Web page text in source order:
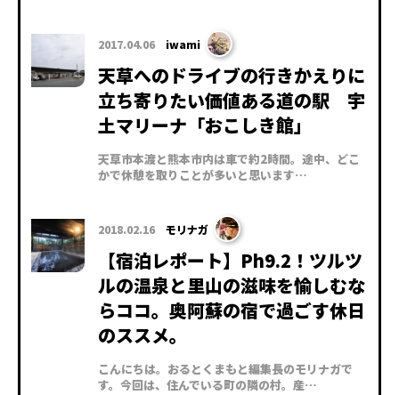
2017.04.06 iwami
天草へのドライブの行きかえりに
立ち寄りたい価値ある道の駅 宇
土マリーナ「おこしき館」
天草市本渡と熊本市内は車で約2時間。途中、どこ
かで休憩を取りことが多いと思います…
2018.02.16 モリナガ
【宿泊レポート】Ph9.2！ツルツ
ルの温泉と里山の滋味を愉しむな
らココ。奥阿蘇の宿で過ごす休日
のススメ。
こんにちは。おるとくまもと編集長のモリナガで
す。今回は、住んでいる町の隣の村。産…